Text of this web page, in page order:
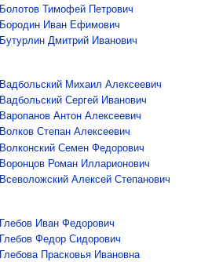
Болотов Тимофей Петрович
Бородин Иван Ефимович
Бутурлин Дмитрий Иванович
Вадбольский Михаил Алексеевич
Вадбольский Сергей Иванович
Варопанов Антон Алексеевич
Волков Степан Алексеевич
Волконский Семен Федорович
Воронцов Роман Илларионович
Всеволожский Алексей Степанович
Глебов Иван Федорович
Глебов Федор Сидорович
Глебова Прасковья Ивановна